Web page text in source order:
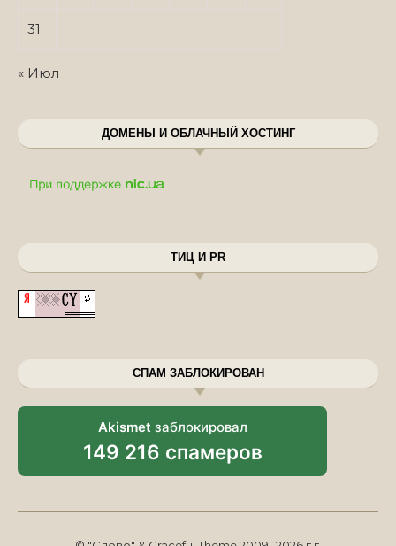
31
« Июл
ДОМЕНЫ И ОБЛАЧНЫЙ ХОСТИНГ
ТИЦ И PR
СПАМ ЗАБЛОКИРОВАН
Akismet заблокировал
149 216 спамеров